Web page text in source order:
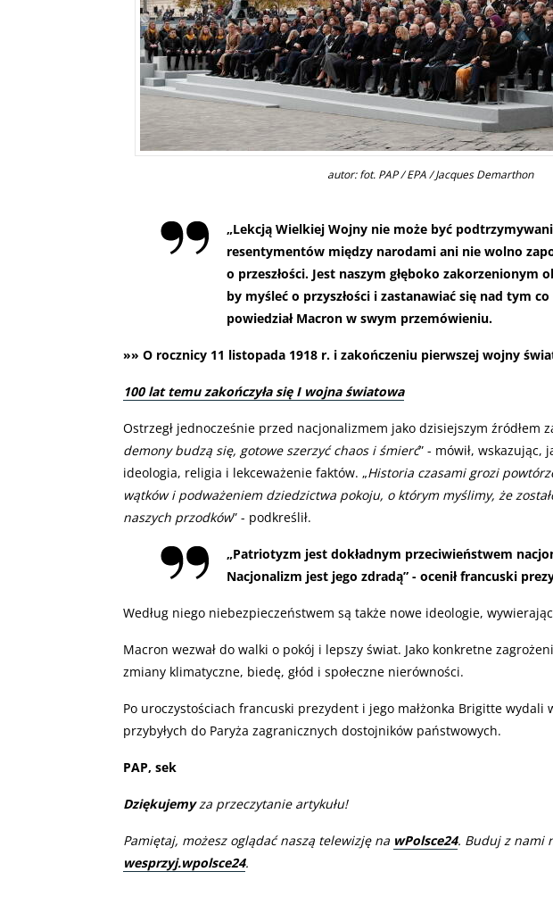
autor: fot. PAP / EPA / Jacques Demarthon
„Lekcją Wielkiej Wojny nie może być
resentymentów między narodami ani nie wolno
o przeszłości. Jest naszym głęboko zakorzenionym
by myśleć o przyszłości i zastanawiać się nad tym
powiedział Macron w swym przemówieniu.
»» O rocznicy 11 listopada 1918 r. i zakończeniu pierwszej wojny
100 lat temu zakończyła się I wojna światowa
Ostrzegł jednocześnie przed nacjonalizmem jako dzisiejszym źródłem
demony budzą się, gotowe szerzyć chaos i śmierć” - mówił, wskazując,
ideologia, religia i lekceważenie faktów. „Historia czasami grozi
wątków i podważeniem dziedzictwa pokoju, o którym myślimy, że
naszych przodków” - podkreślił.
„Patriotyzm jest dokładnym przeciwieństwem
Nacjonalizm jest jego zdradą” - ocenił francuski
Według niego niebezpieczeństwem są także nowe ideologie,
Macron wezwał do walki o pokój i lepszy świat. Jako konkretne
zmiany klimatyczne, biedę, głód i społeczne nierówności.
Po uroczystościach francuski prezydent i jego małżonka Brigitte wydali
przybyłych do Paryża zagranicznych dostojników państwowych.
PAP, sek
Dziękujemyza przeczytanie artykułu!
Pamiętaj, możesz oglądać naszą telewizję na wPolsce24. Buduj z nami
wesprzyj.wpolsce24.